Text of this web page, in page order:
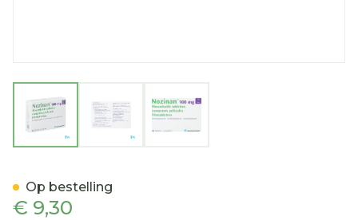
€ 9,30
Op bestelling